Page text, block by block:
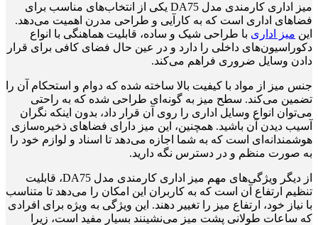
میز اداری کارمندی مدل DA75 یکی از انتخاب‌های مناسب برای
فضاهای اداری است که به کارآیی و طراحی مدرن اهمیت می‌دهد.
این میز اداری با طراحی شیک و ساده، قابلیت هماهنگی با انواع
دکوراسیون‌های داخلی را دارد و در عین حال فضای کافی برای قرار
دادن وسایل ضروری فراهم می‌کند.
جنس میز از مواد با کیفیت بالا ساخته شده که دوام و استحکام آن را
تضمین می‌کند. سطح میز به گونه‌ای طراحی شده که به راحتی
می‌توان انواع وسایل اداری را روی آن قرار داد، بدون اینکه نگران
آسیب دیدن آن باشید. همچنین، این میز دارای فضاهای ذخیره‌سازی
هوشمندانه‌ای است که به شما اجازه می‌دهد تا اسناد و لوازم خود را
به صورت منظم و در دسترس نگه دارید.
از دیگر ویژگی‌های مهم میز اداری کارمندی مدل DA75، قابلیت
تنظیم ارتفاع آن است که به کاربران این امکان را می‌دهد تا متناسب
با نیاز خود، ارتفاع میز را تغییر دهند. این ویژگی به ویژه برای افرادی
که ساعات طولانی پشت میز می‌نشینند بسیار مفید است، زیرا